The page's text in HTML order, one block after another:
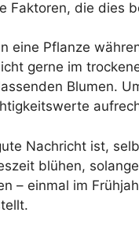
Faktoren, die dies
eine Pflanze
gerne im
Blumen.
Nachricht ist,
blühen,
– einmal im